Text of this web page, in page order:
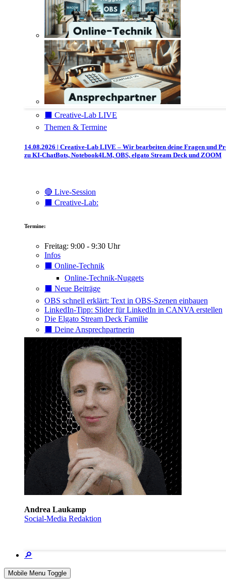
⬛️ Creative-Lab LIVE
Themen & Termine
14.08.2026 | Creative-Lab LIVE – Wir bearbeiten deine Fragen und
zu KI-ChatBots, Notebook4LM, OBS, elgato Stream Deck und ZOOM
🔴 Live-Session
⬛️ Creative-Lab:
Termine:
Freitag: 9:00 - 9:30 Uhr
Infos
⬛️ Online-Technik
Online-Technik-Nuggets
⬛️ Neue Beiträge
OBS schnell erklärt: Text in OBS-Szenen einbauen
LinkedIn-Tipp: Slider für LinkedIn in CANVA erstellen
Die Elgato Stream Deck Familie
⬛️ Deine Ansprechpartnerin
Andrea Laukamp
Social-Media Redaktion
🔎
Mobile Menu Toggle